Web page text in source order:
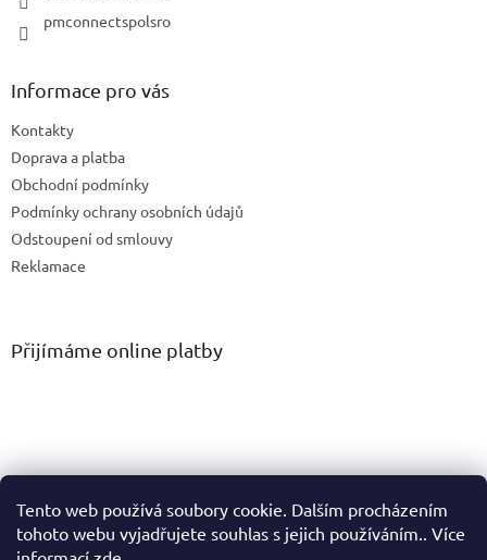
Tento web používá soubory cookie. Dalším procházením
tohoto webu vyjadřujete souhlas s jejich používáním.. Více
pmconnectspolsro
Informace pro vás
Kontakty
Doprava a platba
Obchodní podmínky
Podmínky ochrany osobních údajů
Odstoupení od smlouvy
Reklamace
Přijímáme online platby